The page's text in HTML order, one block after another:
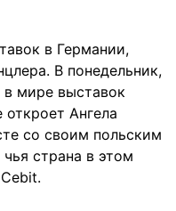
в Германии,
В понедельник,
мире выставок
Ангела
со своим польским
страна в этом